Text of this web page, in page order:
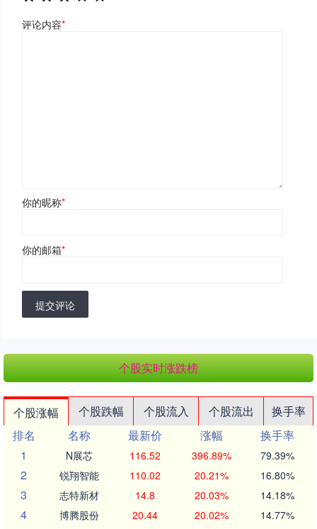
评论内容*
你的昵称*
你的邮箱*
提交评论
个股实时涨跌榜
个股涨幅 个股跌幅 个股流入 个股流出
换手率
排名
名称 最新价 涨幅
换手率
1
N展芯 116.52 396.89% 79.39%
2 锐翔智能 110.02 20.21% 16.80%
3 志特新材 14.8 20.03% 14.18%
4 博腾股份 20.44 20.02% 14.77%